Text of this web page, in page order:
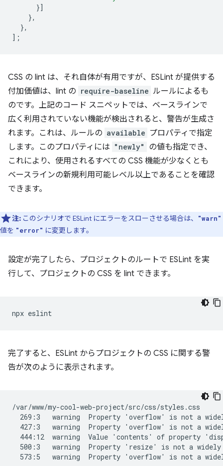
}]
},
},
];
CSS の lint は、それ自体が有用ですが、ESLint が提供する
付加価値は、lint の require-baseline ルールによるも
のです。上記のコード スニペットでは、ベースラインで
広く利用されていない機能が検出されると、警告が生成さ
れます。これは、ルールの available プロパティで指定
します。このプロパティには "newly"
の値も指定でき、
これにより、使用されるすべての CSS 機能が少なくとも
ベースラインの新規利用可能レベル以上であることを確認
できます。
注: このシナリオで ESLint にエラーをスローさせる場合は、 "warn"
値を "error" に変更します。
設定が完了したら、プロジェクトのルートで ESLint を実
行して、プロジェクトの CSS を lint できます。
完了すると、ESLint からプロジェクトの CSS に関する警
告が次のように表示されます。
/var/www/my-cool-web-project/src/css/styles.css
269:3   warning  Property 'overflow' is not a
427:3   warning  Property 'overflow' is not a
444:12  warning  Value 'contents' of property
500:3   warning  Property 'resize' is not a